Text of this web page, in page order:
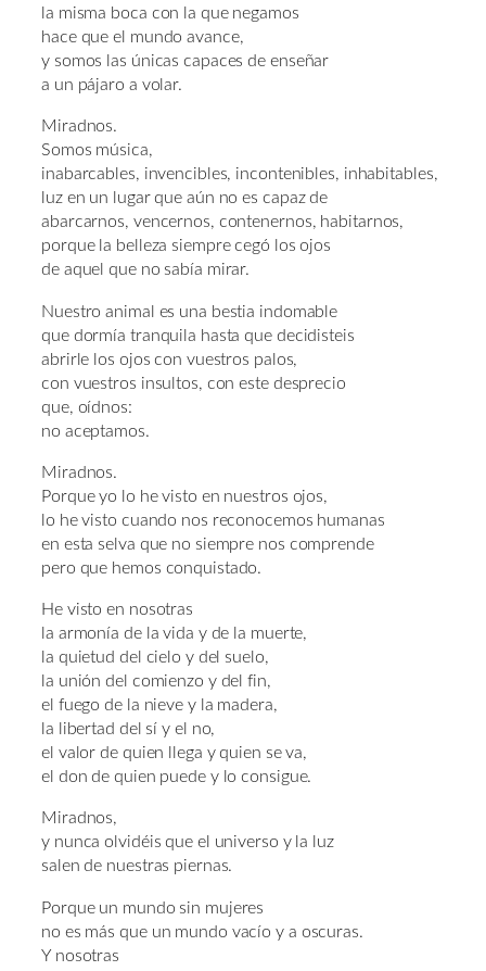
la misma boca con la que negamos
hace que el mundo avance,
y somos las únicas capaces de enseñar
a un pájaro a volar.
Miradnos.
Somos música,
inabarcables, invencibles, incontenibles, inhabitables,
luz en un lugar que aún no es capaz de
abarcarnos, vencernos, contenernos, habitarnos,
porque la belleza siempre cegó los ojos
de aquel que no sabía mirar.
Nuestro animal es una bestia indomable
que dormía tranquila hasta que decidisteis
abrirle los ojos con vuestros palos,
con vuestros insultos, con este desprecio
que, oídnos:
no aceptamos.
Miradnos.
Porque yo lo he visto en nuestros ojos,
lo he visto cuando nos reconocemos humanas
en esta selva que no siempre nos comprende
pero que hemos conquistado.
He visto en nosotras
la armonía de la vida y de la muerte,
la quietud del cielo y del suelo,
la unión del comienzo y del fin,
el fuego de la nieve y la madera,
la libertad del sí y el no,
el valor de quien llega y quien se va,
el don de quien puede y lo consigue.
Miradnos,
y nunca olvidéis que el universo y la luz
salen de nuestras piernas.
Porque un mundo sin mujeres
no es más que un mundo vacío y a oscuras.
Y nosotras